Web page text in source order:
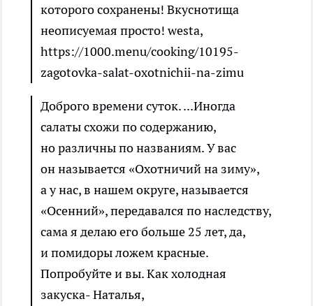
которого сохранены! Вкуснотища
неописуемая просто!westa,
https://1000.menu/cooking/10195-
zagotovka-salat-oxotnichii-na-zimu
Доброго времени суток. ...Иногда
салаты схожи по содержанию,
но различны по названиям. У вас
он называется «Охотничий на зиму»,
а у нас, в нашем округе, называется
«Осенний», передавался по наследству,
сама я делаю его больше 25 лет, да,
и помидоры ложем красные.
Попробуйте и вы. Как холодная
закуска-Наталья,